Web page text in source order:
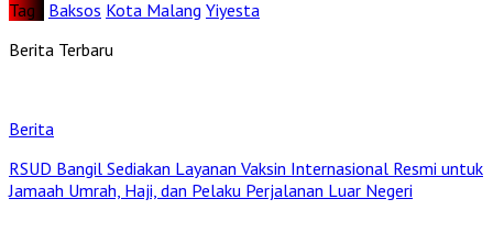
Tag :
Baksos Kota Malang Yiyesta
Berita Terbaru
Berita
RSUD Bangil Sediakan Layanan Vaksin Internasional Resmi untuk
Jamaah Umrah, Haji, dan Pelaku Perjalanan Luar Negeri